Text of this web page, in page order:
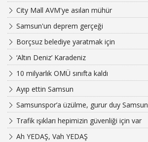
City Mall AVM'ye asılan mühür
Samsun'un deprem gerçeği
Borçsuz belediye yaratmak için
‘Altın Deniz’ Karadeniz
10 milyarlık OMÜ sınıfta kaldı
Ayıp ettin Samsun
Samsunspor’a üzülme, gurur duy Samsun
Trafik ışıkları hepimizin güvenliği için var
Ah YEDAŞ, Vah YEDAŞ